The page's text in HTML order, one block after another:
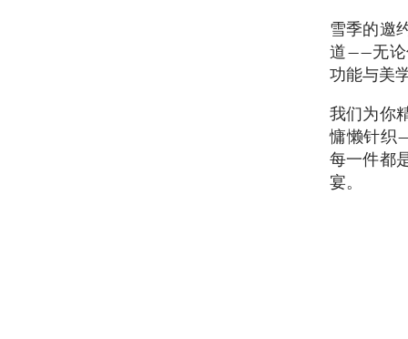
雪季的邀
道——无论
功能与美
我们为你
慵懒针织
每一件都
宴。